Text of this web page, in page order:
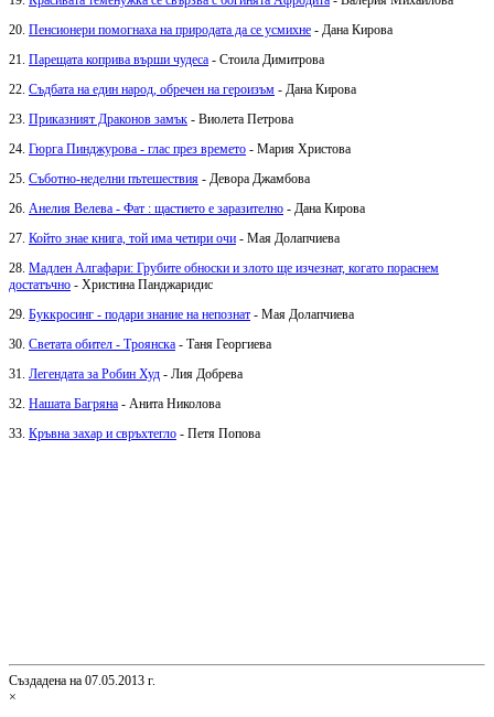
20. Пенсионери помогнаха на природата да се усмихне - Дана Кирова
21. Парещата коприва върши чудеса - Стоила Димитрова
22. Съдбата на един народ, обречен на героизъм - Дана Кирова
23. Приказният Драконов замък - Виолета Петрова
24. Гюрга Пинджурова - глас през времето - Мария Христова
25. Съботно-неделни пътешествия - Девора Джамбова
26. Анелия Велева - Фат : щастието е заразително - Дана Кирова
27. Който знае книга, той има четири очи - Мая Долапчиева
28. Мадлен Алгафари: Грубите обноски и злото ще изчезнат, когато пораснем
достатъчно - Христина Панджаридис
29. Буккросинг - подари знание на непознат - Мая Долапчиева
30. Светата обител - Троянска - Таня Георгиева
31. Легендата за Робин Худ - Лия Добрева
32. Нашата Багряна - Анита Николова
33. Кръвна захар и свръхтегло - Петя Попова
Създадена на 07.05.2013 г.
×